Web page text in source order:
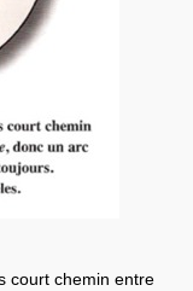
court chemin entre